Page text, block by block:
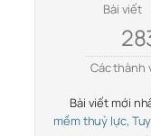
Bài viết
Các thành
Bài viết mới
mềm thuỷ lực,